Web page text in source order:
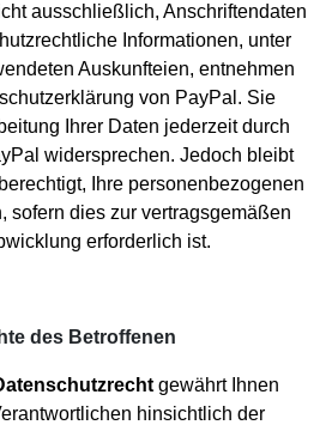
ausschließlich, Anschriftendaten
Informationen, unter
Auskunfteien, entnehmen
von PayPal. Sie
Ihrer Daten jederzeit durch
widersprechen. Jedoch bleibt
Ihre personenbezogenen
sofern dies zur vertragsgemäßen
erforderlich ist.
des Betroffenen
gewährt Ihnen
hinsichtlich der